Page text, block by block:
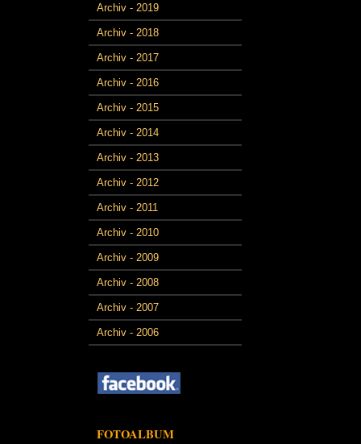
Archiv - 2019
Archiv - 2018
Archiv - 2017
Archiv - 2016
Archiv - 2015
Archiv - 2014
Archiv - 2013
Archiv - 2012
Archiv - 2011
Archiv - 2010
Archiv - 2009
Archiv - 2008
Archiv - 2007
Archiv - 2006
FOTOALBUM